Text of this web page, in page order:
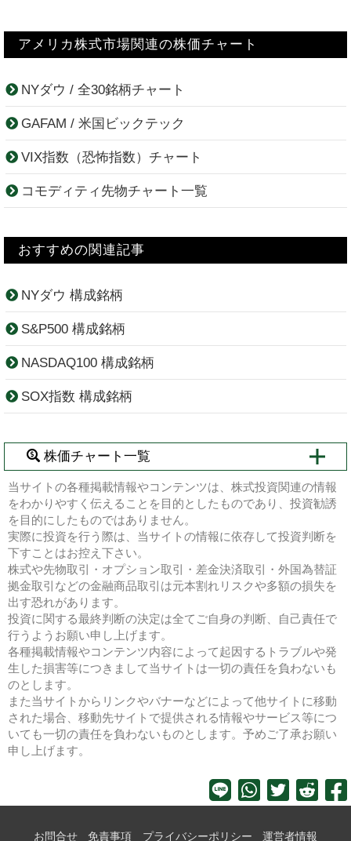
アメリカ株式市場関連の株価チャート
NYダウ / 全30銘柄チャート
GAFAM / 米国ビックテック
VIX指数（恐怖指数）チャート
コモディティ先物チャート一覧
おすすめの関連記事
NYダウ 構成銘柄
S&P500 構成銘柄
NASDAQ100 構成銘柄
SOX指数 構成銘柄
株価チャート一覧
当サイトの各種掲載情報やコンテンツは、株式投資関連の情報
をわかりやすく伝えることを目的としたものであり、投資勧誘
を目的にしたものではありません。
実際に投資を行う際は、当サイトの情報に依存して投資判断を
下すことはお控え下さい。
株式や先物取引・オプション取引・差金決済取引・外国為替証
拠金取引などの金融商品取引は元本割れリスクや多額の損失を
出す恐れがあります。
投資に関する最終判断の決定は全てご自身の判断、自己責任で
行うようお願い申し上げます。
各種掲載情報やコンテンツ内容によって起因するトラブルや発
生した損害等につきまして当サイトは一切の責任を負わないも
のとします。
また当サイトからリンクやバナーなどによって他サイトに移動
された場合、移動先サイトで提供される情報やサービス等につ
いても一切の責任を負わないものとします。予めご了承お願い
申し上げます。
お問合せ 免責事項 プライバシーポリシー 運営者情報